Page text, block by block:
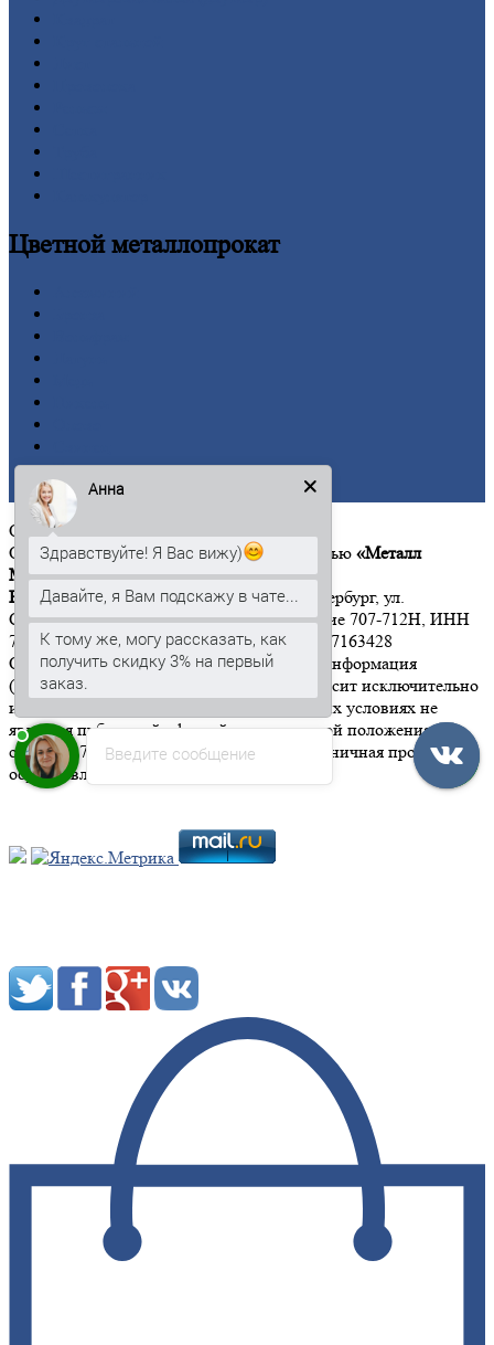
Цветнойметаллопрокат
Титан
Цинк
ООО«Металл Момент»
Общество с ограниченной ответственностью «Металл
Момент»
Юридический адрес:197342, г. Санкт-Петербург, ул.
Сердобольская, дом 65, литер А, помещение 707-712Н, ИНН
7814646533 КПП 781401001 ОГРН 1167847163428
Обращаем Ваше внимание на то, что вся информация
(включая цены) на этом интернет-сайте носит исключительно
информационный характер, и ни при каких условиях не
является публичной офертой, определяемой положениями
статьи 437 Гражданского кодекса РФ". Розничная продажа
осуществляется от 15 000 рублей.
Введите сообщение
Анна
Здравствуйте! Я Вас вижу)
Давайте, я Вам подскажу в чате...
К тому же, могу рассказать, как
получить скидку 3% на первый
заказ.